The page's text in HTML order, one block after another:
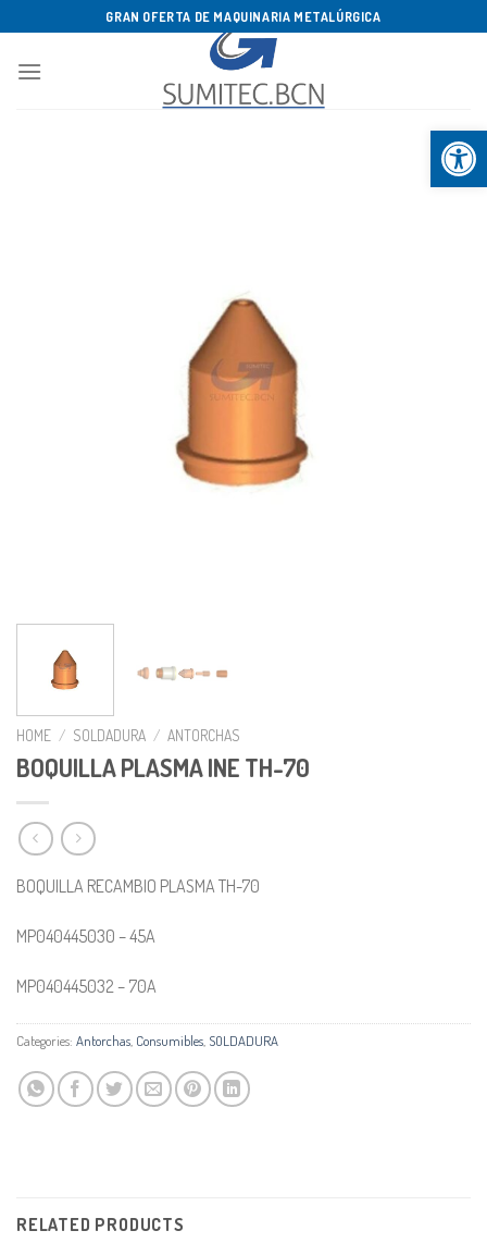
Abrir
al
contenido
GRAN OFERTA DE MAQUINARIA METALÚRGICA
HOME / SOLDADURA / ANTORCHAS
BOQUILLA PLASMA INE TH-70
BOQUILLA RECAMBIO PLASMA TH-70
MP040445030 – 45A
MP040445032 – 70A
Categories: Antorchas Consumibles SOLDADURA
RELATED PRODUCTS